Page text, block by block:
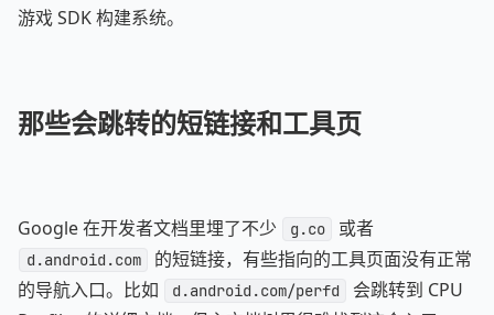
游戏 SDK 构建系统。
那些会跳转的短链接和工具页
Google 在开发者文档里埋了不少 g.co 或者
d.android.com
的短链接，有些指向的工具页面没有正常
的导航入口。比如
d.android.com/perfd
会跳转到 CPU